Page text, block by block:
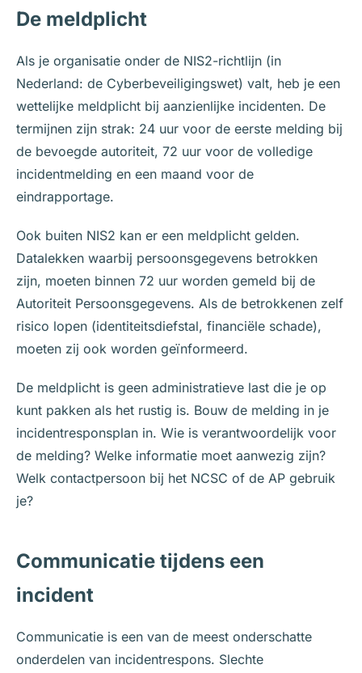
De meldplicht
Als je organisatie onder de NIS2-richtlijn (in
Nederland: de Cyberbeveiligingswet) valt, heb je een
wettelijke meldplicht bij aanzienlijke incidenten. De
termijnen zijn strak: 24 uur voor de eerste melding bij
de bevoegde autoriteit, 72 uur voor de volledige
incidentmelding en een maand voor de
eindrapportage.
Ook buiten NIS2 kan er een meldplicht gelden.
Datalekken waarbij persoonsgegevens betrokken
zijn, moeten binnen 72 uur worden gemeld bij de
Autoriteit Persoonsgegevens. Als de betrokkenen zelf
risico lopen (identiteitsdiefstal, financiële schade),
moeten zij ook worden geïnformeerd.
De meldplicht is geen administratieve last die je op
kunt pakken als het rustig is. Bouw de melding in je
incidentresponsplan in. Wie is verantwoordelijk voor
de melding? Welke informatie moet aanwezig zijn?
Welk contactpersoon bij het NCSC of de AP gebruik
je?
Communicatie tijdens een
incident
Communicatie is een van de meest onderschatte
onderdelen van incidentrespons. Slechte